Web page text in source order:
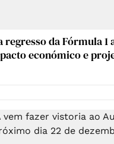
da Fórmula 1
económico e